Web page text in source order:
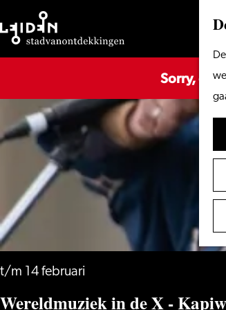
Ga
de
homepage
Sorry,
t/m 14 februari
Wereldmuziek in de X -